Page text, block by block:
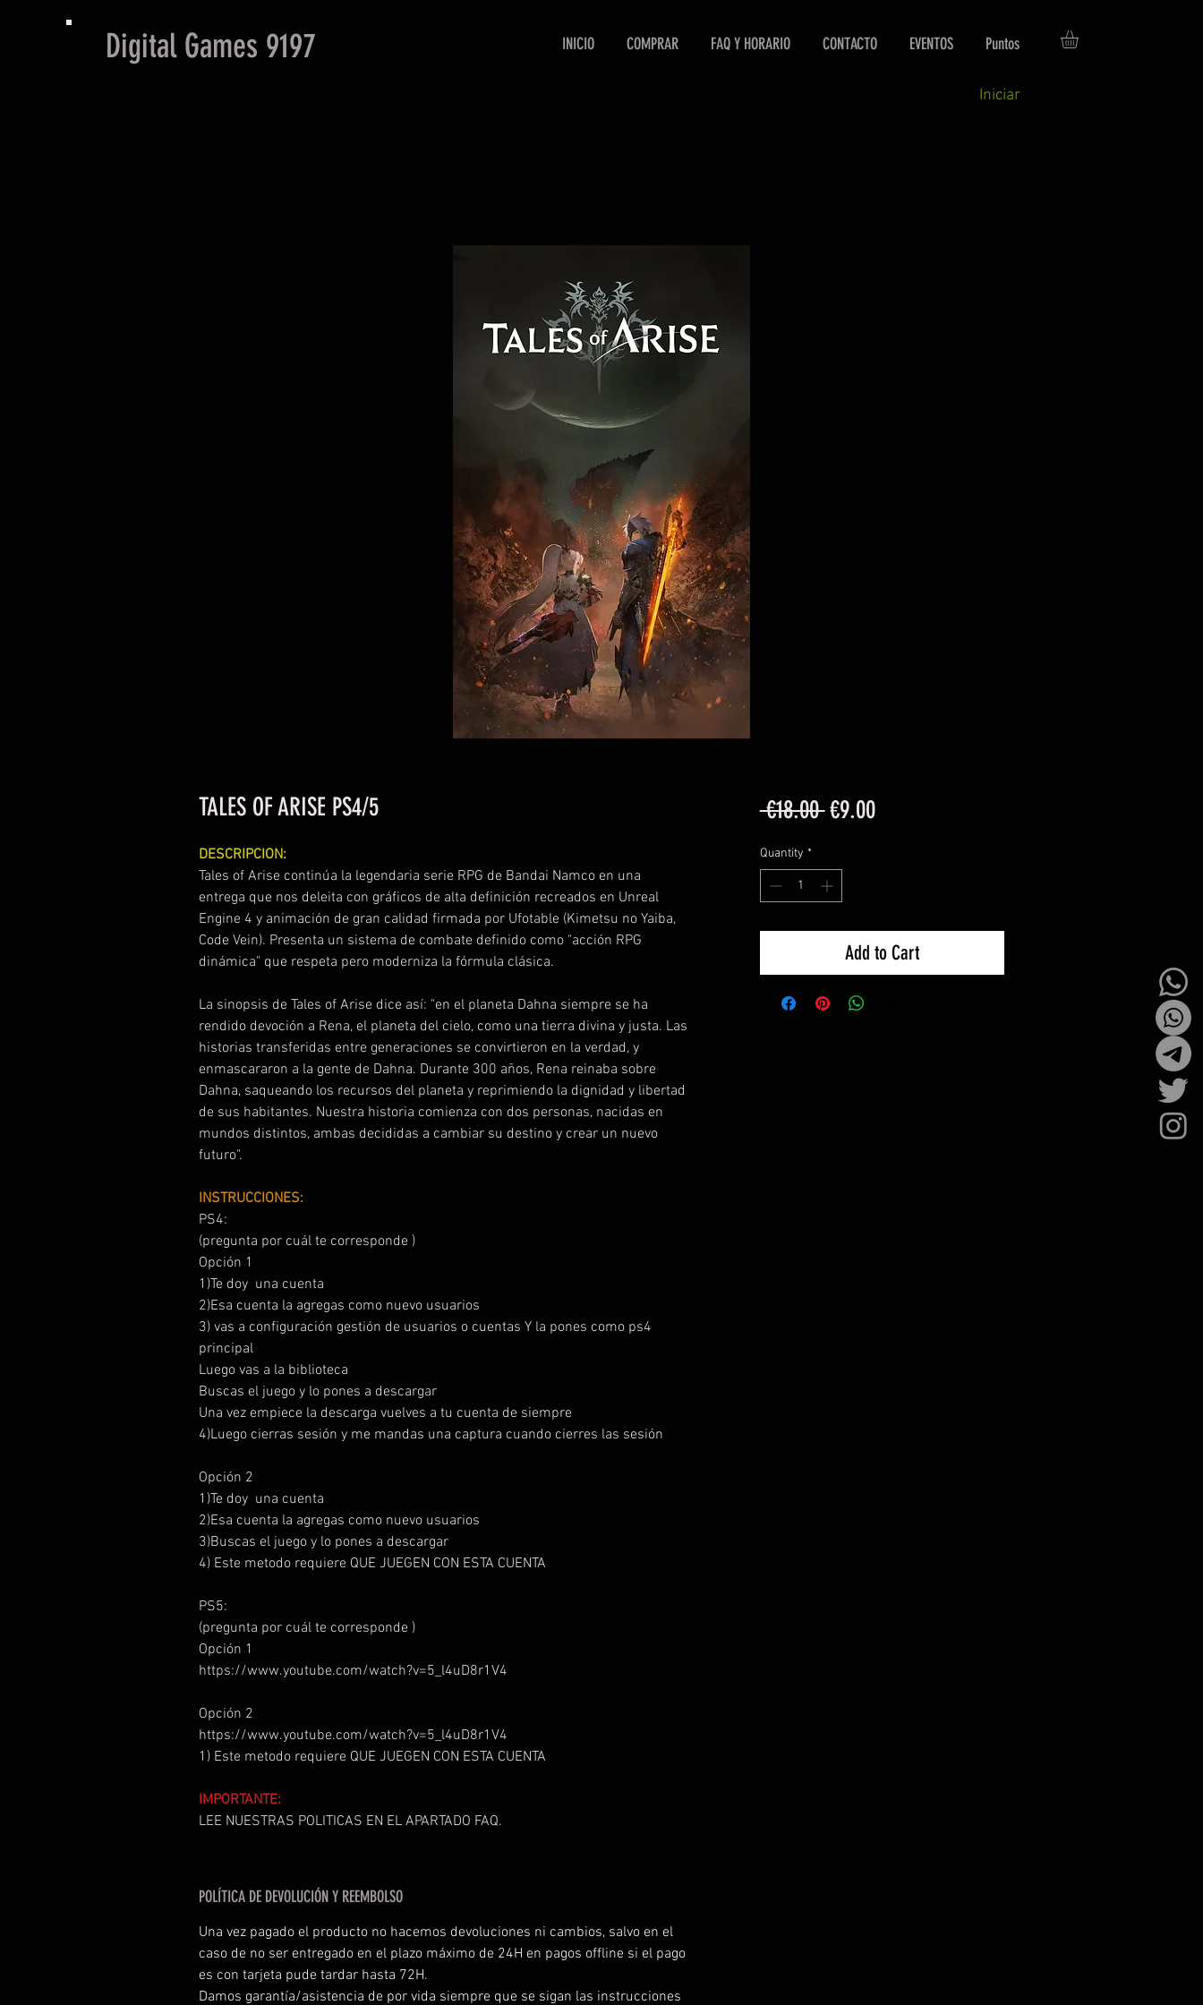
Digital Games 9197 INICIO COMPRAR FAQ Y HORARIO CONTACTO EVENTOS Puntos
Iniciar
TALES OF ARISE PS4/5
DESCRIPCION:
Tales of Arise continúa la legendaria serie RPG de Bandai Namco en una
entrega que nos deleita con gráficos de alta definición recreados en Unreal
Engine 4 y animación de gran calidad firmada por Ufotable (Kimetsu no Yaiba,
Code Vein). Presenta un sistema de combate definido como "acción RPG
dinámica" que respeta pero moderniza la fórmula clásica.
La sinopsis de Tales of Arise dice así: "en el planeta Dahna siempre se ha
rendido devoción a Rena, el planeta del cielo, como una tierra divina y justa. Las
historias transferidas entre generaciones se convirtieron en la verdad, y
enmascararon a la gente de Dahna. Durante 300 años, Rena reinaba sobre
Dahna, saqueando los recursos del planeta y reprimiendo la dignidad y libertad
de sus habitantes. Nuestra historia comienza con dos personas, nacidas en
mundos distintos, ambas decididas a cambiar su destino y crear un nuevo
futuro".
INSTRUCCIONES:
PS4:
(pregunta por cuál te corresponde )
Opción 1
1)Te doy una cuenta
2)Esa cuenta la agregas como nuevo usuarios
3) vas a configuración gestión de usuarios o cuentas Y la pones como ps4
principal
Luego vas a la biblioteca
Buscas el juego y lo pones a descargar
Una vez empiece la descarga vuelves a tu cuenta de siempre
4)Luego cierras sesión y me mandas una captura cuando cierres las sesión
Opción 2
1)Te doy una cuenta
2)Esa cuenta la agregas como nuevo usuarios
3)Buscas el juego y lo pones a descargar
4) Este metodo requiere QUE JUEGEN CON ESTA CUENTA
PS5:
(pregunta por cuál te corresponde )
Opción 1
https://www.youtube.com/watch?v=5_l4uD8r1V4
Opción 2
https://www.youtube.com/watch?v=5_l4uD8r1V4
1) Este metodo requiere QUE JUEGEN CON ESTA CUENTA
IMPORTANTE:
LEE NUESTRAS POLITICAS EN EL APARTADO FAQ.
POLÍTICA DE DEVOLUCIÓN Y REEMBOLSO
Una vez pagado el producto no hacemos devoluciones ni cambios, salvo en el
caso de no ser entregado en el plazo máximo de 24H en pagos offline si el pago
es con tarjeta pude tardar hasta 72H.
Damos garantía/asistencia de por vida siempre que se sigan las instrucciones
€18.00 Regular
€9.00Sale
Quantity *
Add to Cart